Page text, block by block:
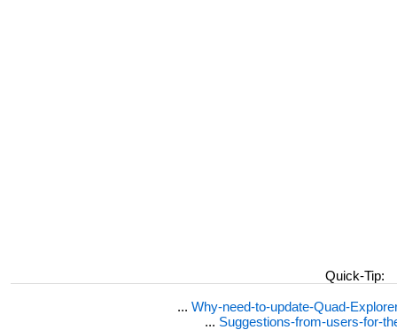
Quick-Tip:
... Why-need-to-update-Quad-
... Suggestions-from-users-for-